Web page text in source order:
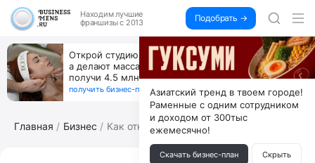
Находим лучшие
франшизы с 2013
Подобрать →
же год
За 90 тыс. открой магазин на Авито,
коробок, ни товара, ни склада, зато
+125 тыс. чистыми
получить бизнес-план ↓
Главная Бизнес Как открыть бизнес по франшизе
Азиатский тренд в твоем городе!
Раменные с одним сотрудником
и доходом от 300тыс
ежемесячно!
Скачать бизнес-план Скрыть